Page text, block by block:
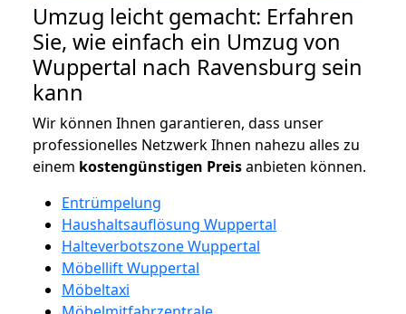
Umzug leicht gemacht: Erfahren
Sie, wie einfach ein Umzug von
Wuppertal nach Ravensburg sein
kann
Wir können Ihnen garantieren, dass unser
professionelles Netzwerk Ihnen nahezu alles zu
einem kostengünstigen Preisanbieten können.
Entrümpelung
Haushaltsauflösung Wuppertal
Halteverbotszone Wuppertal
Möbellift Wuppertal
Möbeltaxi